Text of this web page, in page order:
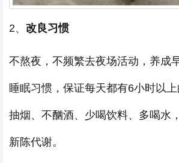
2、 改良习惯
不熬夜，不频繁去夜场活动，养成
睡眠习惯，保证每天都有6小时以
抽烟、不酗酒、少喝饮料、多喝水
新陈代谢。